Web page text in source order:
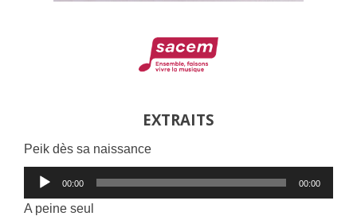
EXTRAITS
Peik dès sa naissance
Lecteur
audio
00:00 00:00
A peine seul